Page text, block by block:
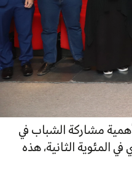
مشاركة الشباب في
المئوية الثانية، هذه